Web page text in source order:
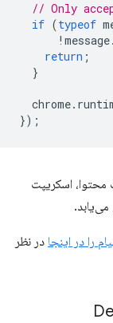
// Only
if (typeof
! message.
return ;
}
chrome.
});
محتوا، اسکریپت
را در اینجا در نظر